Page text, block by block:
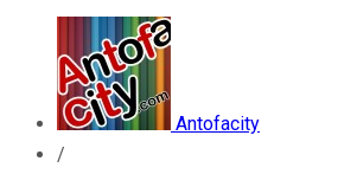
Antofacity
/